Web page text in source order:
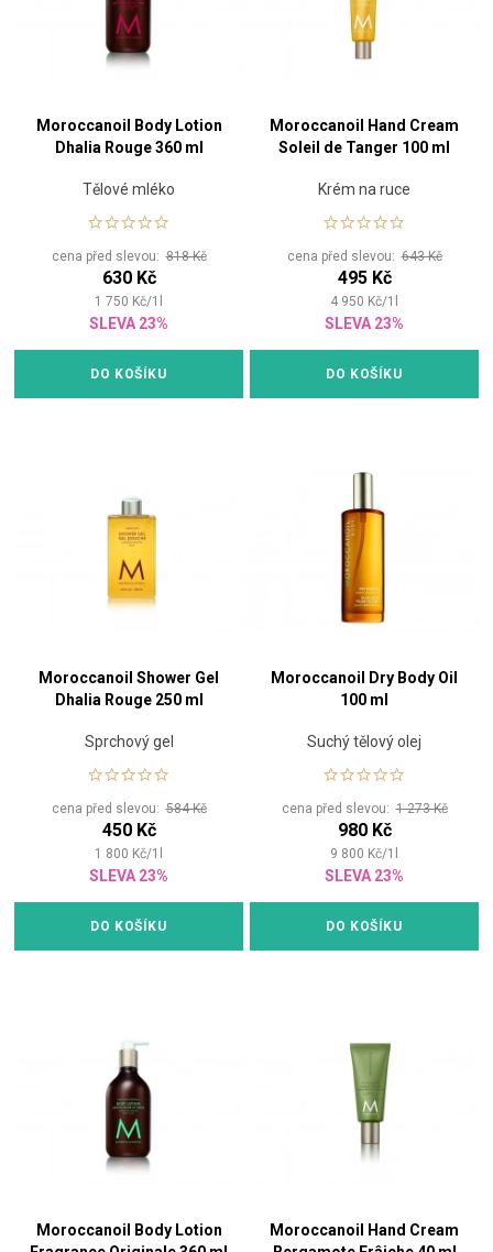
Moroccanoil Body Lotion
Dhalia Rouge 360 ml
Tělové mléko
cena před slevou:818 Kč
630 Kč
1 750 Kč/1
SLEVA 23%
DO KOŠÍKU
Moroccanoil Hand Cream
Soleil de Tanger 100 ml
Krém na ruce
cena před slevou:643 Kč
495 Kč
4 950 Kč/1
SLEVA 23%
DO KOŠÍKU
Moroccanoil Shower Gel
Dhalia Rouge 250 ml
Sprchový gel
cena před slevou:584 Kč
450 Kč
1 800 Kč/1
SLEVA 23%
DO KOŠÍKU
Moroccanoil Dry Body Oil
100 ml
Suchý tělový olej
cena před slevou:1 273 Kč
980 Kč
9 800 Kč/1
SLEVA 23%
DO KOŠÍKU
Moroccanoil Body Lotion
Moroccanoil Hand Cream